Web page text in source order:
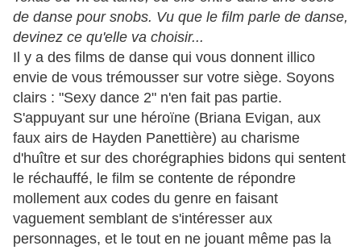
de danse pour snobs. Vu que le film parle de danse,
devinez ce qu'elle va choisir...
Il y a des films de danse qui vous donnent illico
envie de vous trémousser sur votre siège. Soyons
clairs : "Sexy dance 2" n'en fait pas partie.
S'appuyant sur une héroïne (Briana Evigan, aux
faux airs de Hayden Panettière) au charisme
d'huître et sur des chorégraphies bidons qui sentent
le réchauffé, le film se contente de répondre
mollement aux codes du genre en faisant
vaguement semblant de s'intéresser aux
personnages, et le tout en ne jouant même pas la